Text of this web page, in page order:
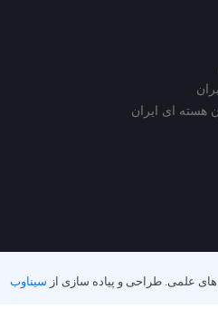
هسته ای ایران
علمی. طراحی و پیاده سازی از سیناوب